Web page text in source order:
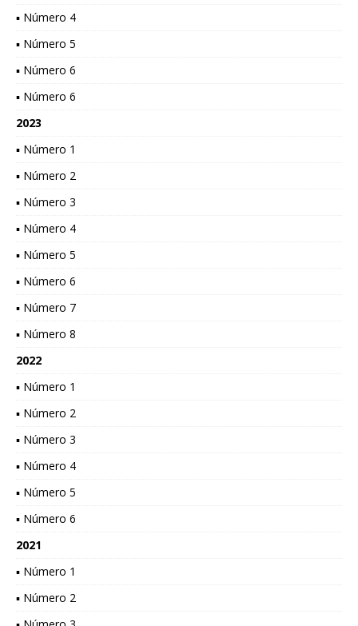
▪ Número 4
▪ Número 5
▪ Número 6
▪ Número 6
2023
▪ Número 1
▪ Número 2
▪ Número 3
▪ Número 4
▪ Número 5
▪ Número 6
▪ Número 7
▪ Número 8
2022
▪ Número 1
▪ Número 2
▪ Número 3
▪ Número 4
▪ Número 5
▪ Número 6
2021
▪ Número 1
▪ Número 2